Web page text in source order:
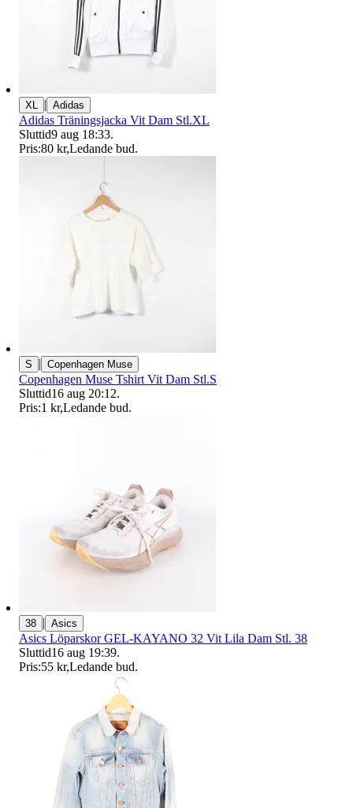
XL | Adidas
Adidas Träningsjacka Vit Dam Stl.XL
Sluttid9 aug 18:33.
Pris:80 kr,Ledande bud.
S | Copenhagen Muse
Copenhagen Muse Tshirt Vit Dam Stl.S
Sluttid16 aug 20:12.
Pris:1 kr,Ledande bud.
38 | Asics
Asics Löparskor GEL-KAYANO 32 Vit Lila Dam Stl. 38
Sluttid16 aug 19:39.
Pris:55 kr,Ledande bud.